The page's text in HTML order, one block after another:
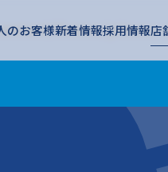
のお客様新着情報採用情報店
themes/